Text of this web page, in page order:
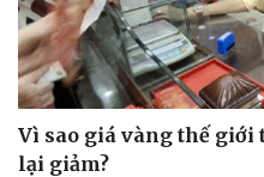
Vì sao giá vàng thế
lại giảm?